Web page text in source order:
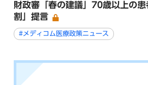
財政審「春の建議」70歳以上の
割」提言
#メディコム医療政策ニュース